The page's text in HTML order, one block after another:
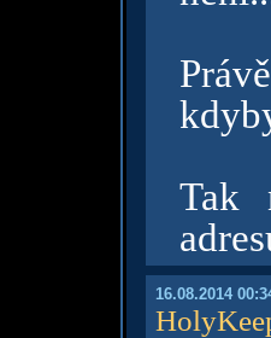
Tak
16.08.2014